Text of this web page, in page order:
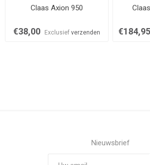
Claas Axion 950
€38,00 Exclusief verzenden €184,95
Nieuwsbrief